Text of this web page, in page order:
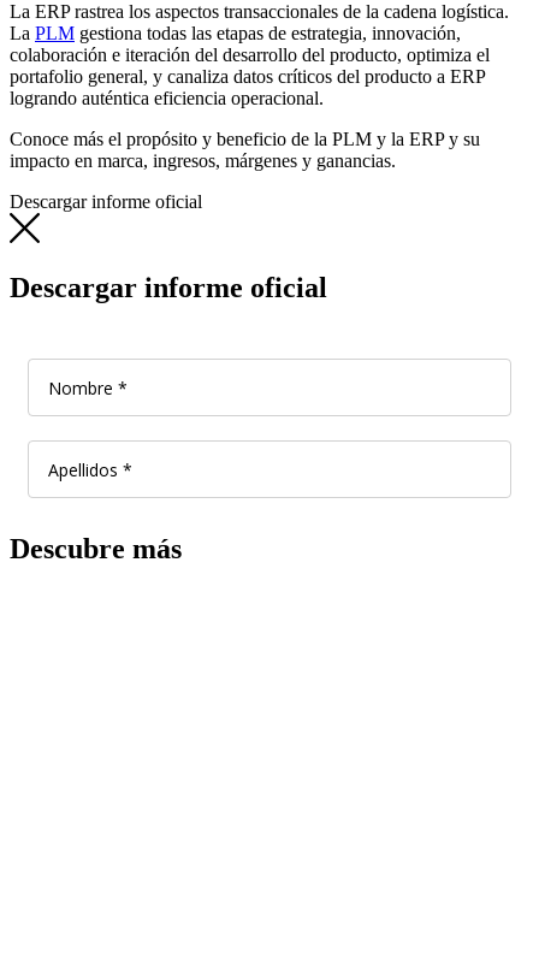
La ERP rastrea los aspectos transaccionales de la cadena logística.
La PLM gestiona todas las etapas de estrategia, innovación,
colaboración e iteración del desarrollo del producto, optimiza el
portafolio general, y canaliza datos críticos del producto a ERP
logrando auténtica eficiencia operacional.
Conoce más el propósito y beneficio de la PLM y la ERP y su
impacto en marca, ingresos, márgenes y ganancias.
Descargar informe oficial
Descargar informe oficial
Descubre más